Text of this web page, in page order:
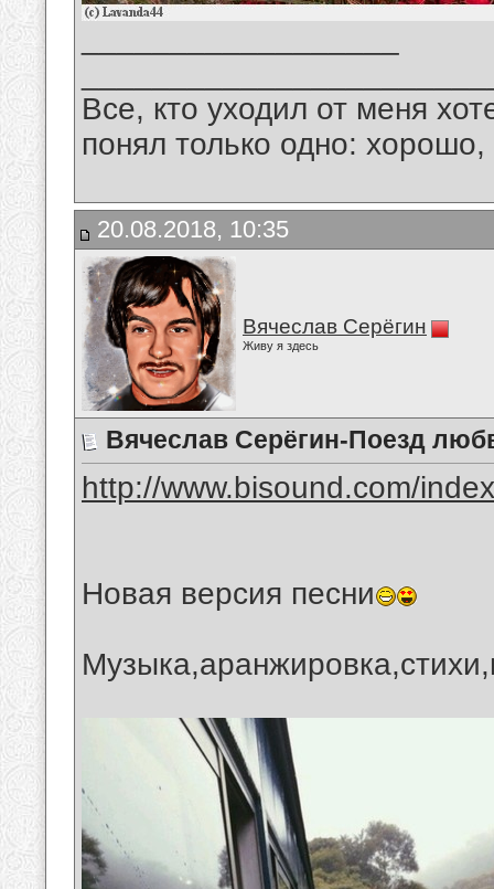
Все, кто уходил от меня
понял только одно:
20.08.2018, 10:35
Вячеслав Серёгин
Живу я здесь
Вячеслав Серёгин-Поезд
http://www.bisound.com/
Новая версия песни